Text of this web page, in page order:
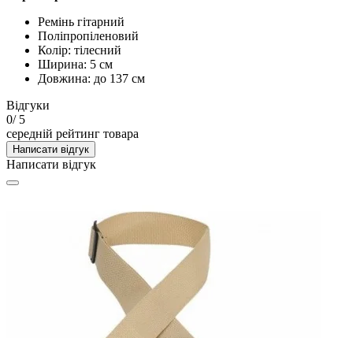
Ремінь гітарний
Поліпропіленовий
Колір: тілесний
Ширина: 5 см
Довжина: до 137 см
Відгуки
0/ 5
середній рейтинг товара
Написати відгук
Написати відгук